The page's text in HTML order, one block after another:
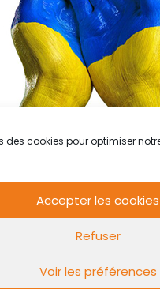
des cookies pour optimiser
Accepter les cookies
Refuser
Voir les préférences
Mentions légales Politique de
FLOW44